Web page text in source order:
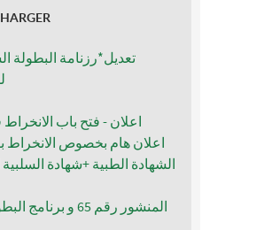
اعلان - فتح باب
اعلان هام بخصوص الانخراط بفئة
الشهادة الطبية +شهادة
المنشور رقم 65 و